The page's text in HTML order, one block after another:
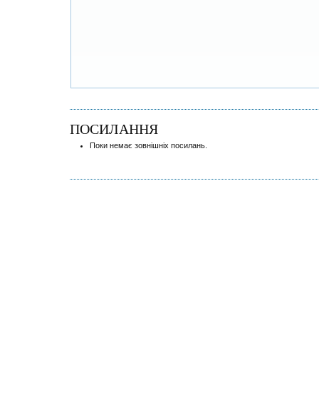
ПОСИЛАННЯ
Поки немає зовнішніх посилань.